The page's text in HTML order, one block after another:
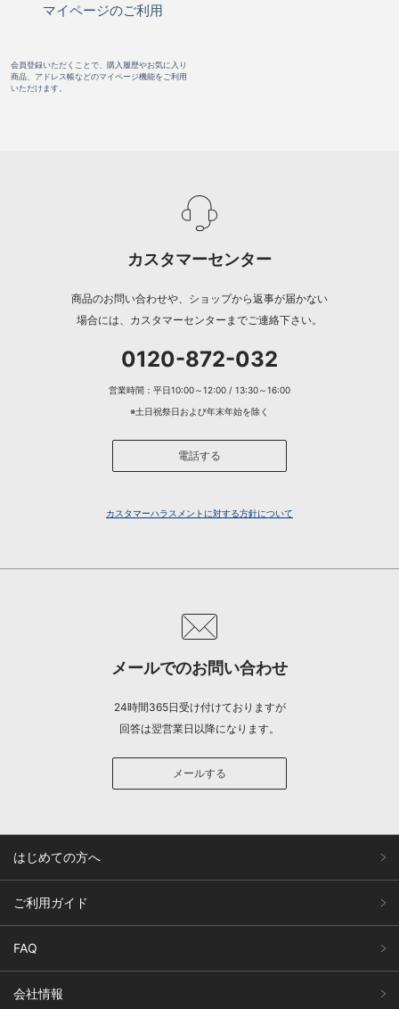
マイページのご利用
会員登録いただくことで、購入履歴やお気に入り
商品、アドレス帳などのマイページ機能をご利用
いただけます。
カスタマーセンター
商品のお問い合わせや、ショップから返事が届かない
場合には、カスタマーセンターまでご連絡下さい。
0120-872-032
営業時間：平日10:00～12:00 / 13:30～16:00
※土日祝祭日および年末年始を除く
電話する
カスタマーハラスメントに対する方針について
メールでのお問い合わせ
24時間365日受け付けておりますが
回答は翌営業日以降になります。
メールする
はじめての方へ
ご利用ガイド
FAQ
会社情報